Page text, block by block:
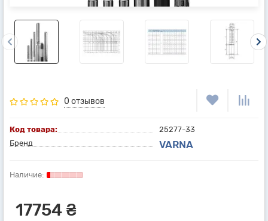
0 отзывов
Код товара:
25277-33
Бренд
VARNA
17754 ₴